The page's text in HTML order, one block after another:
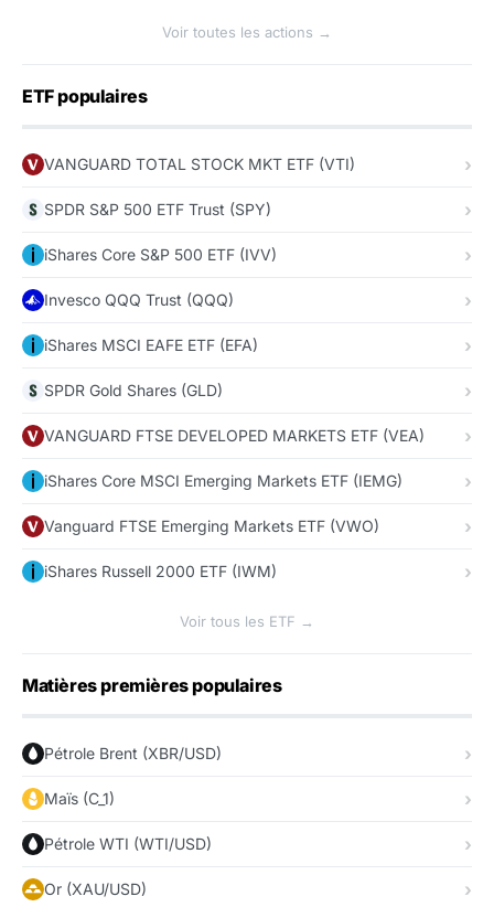
Voir toutes les actions →
ETF populaires
VANGUARD TOTAL STOCK MKT ETF (VTI)
SPDR S&P 500 ETF Trust (SPY)
iShares Core S&P 500 ETF (IVV)
Invesco QQQ Trust (QQQ)
iShares MSCI EAFE ETF (EFA)
SPDR Gold Shares (GLD)
VANGUARD FTSE DEVELOPED MARKETS ETF (VEA)
iShares Core MSCI Emerging Markets ETF (IEMG)
Vanguard FTSE Emerging Markets ETF (VWO)
iShares Russell 2000 ETF (IWM)
Voir tous les ETF →
Matières premières populaires
Pétrole Brent (XBR/USD)
Maïs (C_1)
Pétrole WTI (WTI/USD)
Or (XAU/USD)